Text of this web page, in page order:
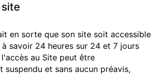
en sorte que son site soit accessible
à savoir 24 heures sur 24 et 7 jours
au Site peut être
suspendu et sans aucun préavis,